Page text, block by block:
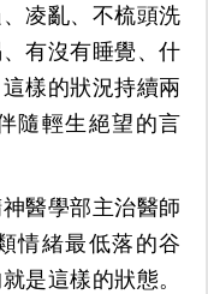
凌亂、不梳頭洗
有沒有睡覺、什
樣的狀況持續兩
隨輕生絕望的言
醫學部主治醫師
情緒最低落的谷
是這樣的狀態。